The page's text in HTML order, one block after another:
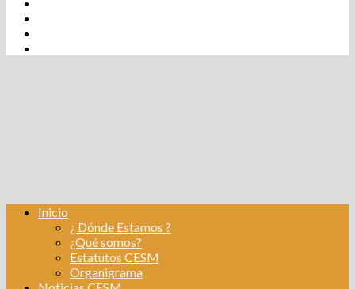
fb
Inicio
¿ Dónde Estamos ?
¿Qué somos?
Estatutos CESM
Organigrama